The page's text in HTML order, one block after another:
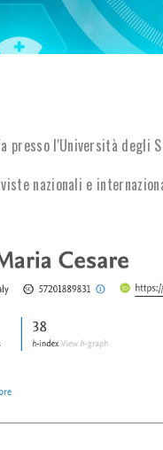
presso l'Università degli
nazionali e